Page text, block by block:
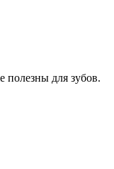
полезны для зубов.